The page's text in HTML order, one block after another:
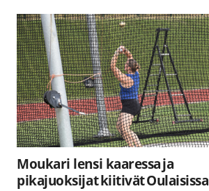
Moukari lensi kaaressa ja
pikajuoksijat kiitivät Oulaisissa